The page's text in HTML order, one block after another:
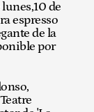
de
espresso
de la
por